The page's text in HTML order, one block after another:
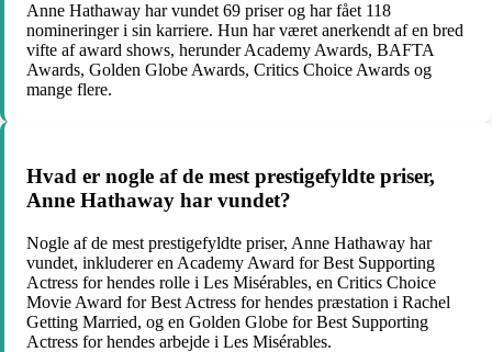
Anne Hathaway har vundet 69 priser og har fået 118
nomineringer i sin karriere. Hun har været anerkendt af en bred
vifte af award shows, herunder Academy Awards, BAFTA
Awards, Golden Globe Awards, Critics Choice Awards og
mange flere.
Hvad er nogle af de mest prestigefyldte priser,
Anne Hathaway har vundet?
Nogle af de mest prestigefyldte priser, Anne Hathaway har
vundet, inkluderer en Academy Award for Best Supporting
Actress for hendes rolle i Les Misérables, en Critics Choice
Movie Award for Best Actress for hendes præstation i Rachel
Getting Married, og en Golden Globe for Best Supporting
Actress for hendes arbejde i Les Misérables.